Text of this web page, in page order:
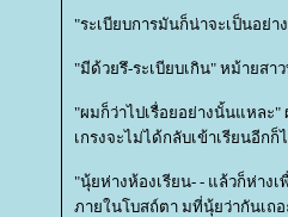
"ระเบียบการมันก็น่าจะเป็นอย่
"มีด้วยรึ-ระเบียบเกิน" หม้ายสา
"ผมก็ว่าไปเรื่อยอย่างนั้นแหละ"
เกรงจะไม่ได้กลับเข้าเรียนอีก
"นุ้ยห่างห้องเรียน- - แล้วก็ห่าง
ภายในโบสถ์ตา มที่นุ้ยว่ากันเถอ